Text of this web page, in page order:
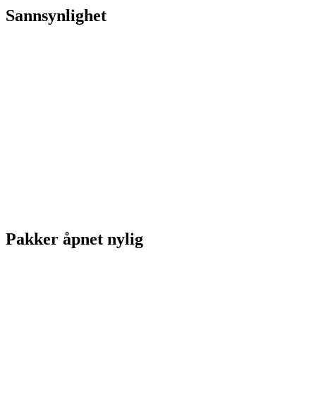
Sannsynlighet
Pakker åpnet nylig